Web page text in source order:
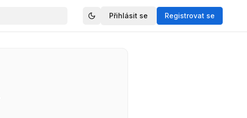
Přihlásit se Registrovat se